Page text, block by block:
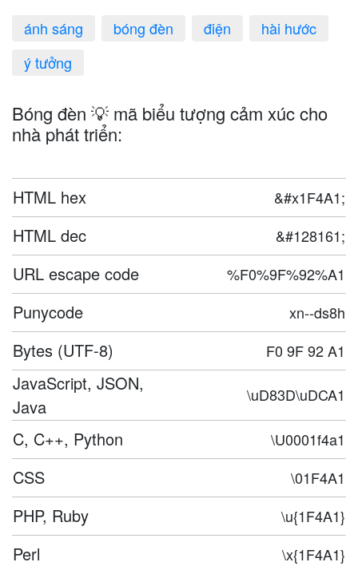
ánh sáng bóng đèn điện
hài hước
ý tưởng
Bóng đèn 💡 mã biểu tượng cảm xúc cho
nhà phát triển:
HTML hex &#x1F4A1;
HTML dec &#128161;
URL escape code %F0%9F%92%A1
Punycode xn--ds8h
Bytes (UTF-8) F0 9F 92 A1
JavaScript, JSON,
Java
\uD83D\uDCA1
C, C++, Python \U0001f4a1
CSS \01F4A1
PHP, Ruby \u{1F4A1}
Perl \x{1F4A1}